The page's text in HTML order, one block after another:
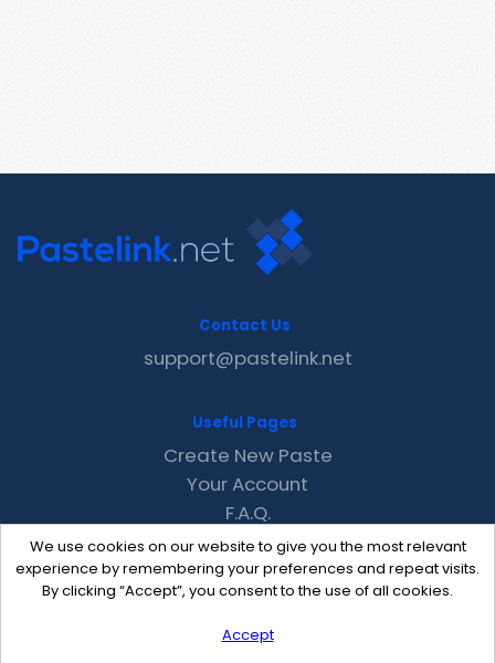
We use cookies on our website to give you the most relevant
experience by remembering your preferences and repeat visits.
By clicking “Accept”, you consent to the use of all cookies.
Accept
Contact Us
support@pastelink.net
Useful Pages
Create New Paste
Your Account
F.A.Q.
Recent
Contact